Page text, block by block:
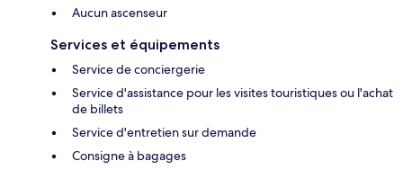
Aucun ascenseur
Services et équipements
Service de conciergerie
Service d'assistance pour les visites touristiques ou l'achat
de billets
Service d'entretien sur demande
Consigne à bagages